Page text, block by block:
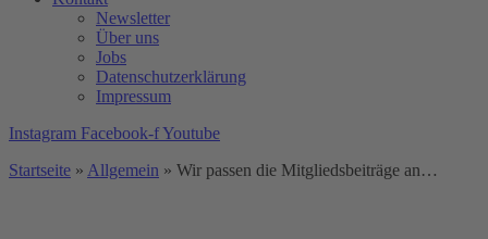
Newsletter
Über uns
Jobs
Datenschutzerklärung
Impressum
Instagram Facebook-fYoutube
Startseite » Allgemein » Wir passen die Mitgliedsbeiträge an…